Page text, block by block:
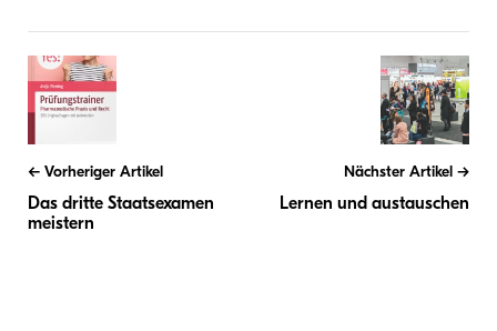
Vorheriger Artikel
Das dritte Staatsexamen
meistern
Nächster Artikel
Lernen und austauschen